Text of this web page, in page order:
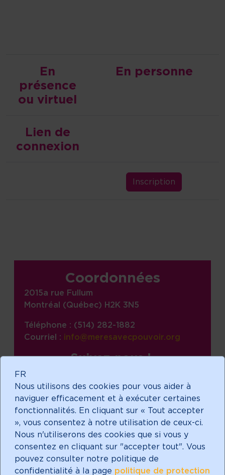
FR
Nous utilisons des cookies pour vous aider à
naviguer efficacement et à exécuter certaines
fonctionnalités. En cliquant sur « Tout accepter
», vous consentez à notre utilisation de ceux-ci.
Nous n'utiliserons des cookies que si vous y
consentez en cliquant sur "accepter tout". Vous
pouvez consulter notre politique de
confidentialité à la page politique de protection
En
présence
ou virtuel
En personne
Lien de
connexion
Inscription
Coordonnées
2015a rue Fullum
Montréal (Québec) H2K 3N5
Téléphone : (514) 282-1882
Courriel : info@meresavecpouvoir.org
Suivez-nous !
linkedin
instagram
Faire un don